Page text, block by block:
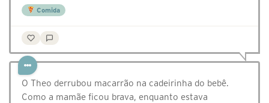
Comida
O Theo derrubou macarrão na cadeirinha do bebê.
Como a mamãe ficou brava, enquanto estava